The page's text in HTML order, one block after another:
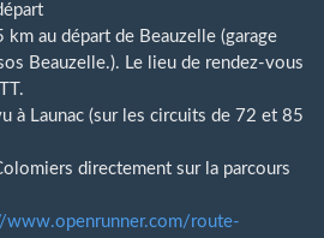
au départ de Beauzelle (garage
Beauzelle.). Le lieu de rendez-vous
à Launac (sur les circuits de 72 et 85
directement sur la parcours
www.openrunner.com/route-